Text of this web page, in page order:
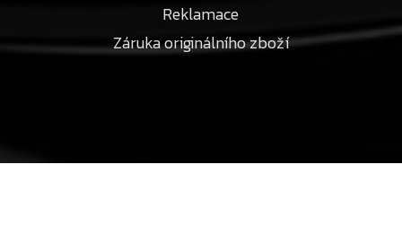
Reklamace
Záruka originálního zboží